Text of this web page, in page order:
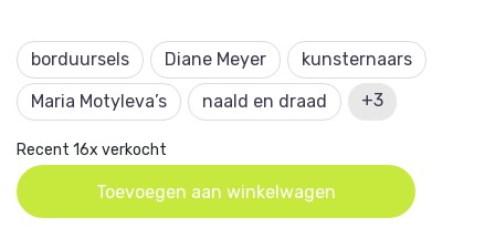
Wil je geen enkele editie van Textiel Plus missen?
Overweeg dan een
abonnementen geniet altijd
van de nieuwste uitgaven aan huis!
borduursels Diane Meyer
kunsternaars
Maria Motyleva’s
naald en draad +3
Recent 16x verkocht
Toevoegen aan winkelwagen